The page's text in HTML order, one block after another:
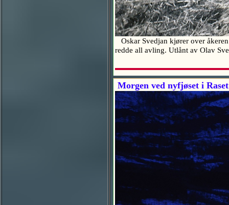
Oskar Svedjan kjører over
redde all avling. Utlånt av Olav
Morgen ved nyfjøset i